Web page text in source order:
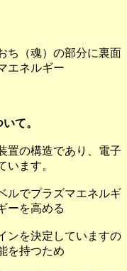
ち（魂）の部分に裏面
エネルギー
て。
置の構造であり、電子
います。
ルでプラズマエネルギ
ーを高める
ンを決定していますの
を持つため